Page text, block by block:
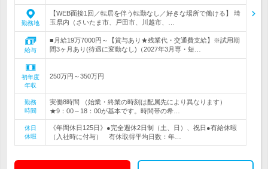
勤務地
【WEB面接1回／転居を伴う転勤なし／好きな場所で働ける】 埼
玉県内（さいたま市、戸田市、川越市、…
給与
■月給19万7000円～【賞与あり★残業代・交通費支給】※試用期
間3ヶ月あり(待遇に変動なし)（2027年3月専・短…
初年度
年収
250万円～350万円
勤務
時間
実働8時間 （始業・終業の時刻は配属先により異なります）
★9：00～18：00が基本です。時間帯の希…
休日
休暇
《年間休日125日》●完全週休2日制（土、日）、祝日●有給休暇
（入社時に付与） 有休取得平均日数：年…